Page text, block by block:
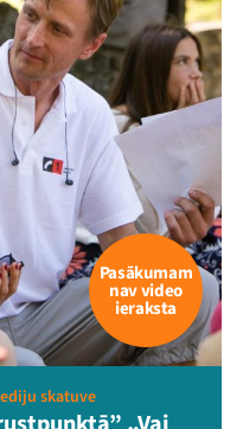
Pasākumam
nav video
ieraksta
skatuve